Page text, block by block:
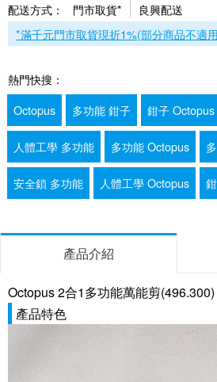
配送方式： 門市取貨*
良興配送
*滿千元門市取貨現折1%(部分商品不適
熱門快搜：
Octopus
多功能 鉗子 鉗子 Octopus
人體工學 多功能 多功能 Octopus
安全鎖 多功能 人體工學 Octopus
產品介紹
Octopus 2合1多功能萬能剪(496.300)
產品特色